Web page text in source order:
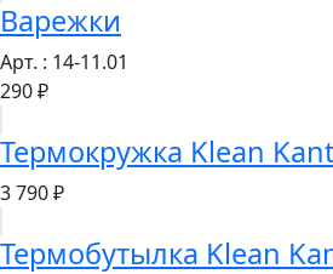
Варежки
Арт. : 14-11.01
290 ₽
Термокружка Klean
3 790 ₽
Термобутылка Klean